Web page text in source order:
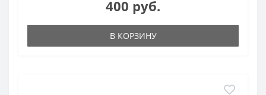
400 руб.
В КОРЗИНУ